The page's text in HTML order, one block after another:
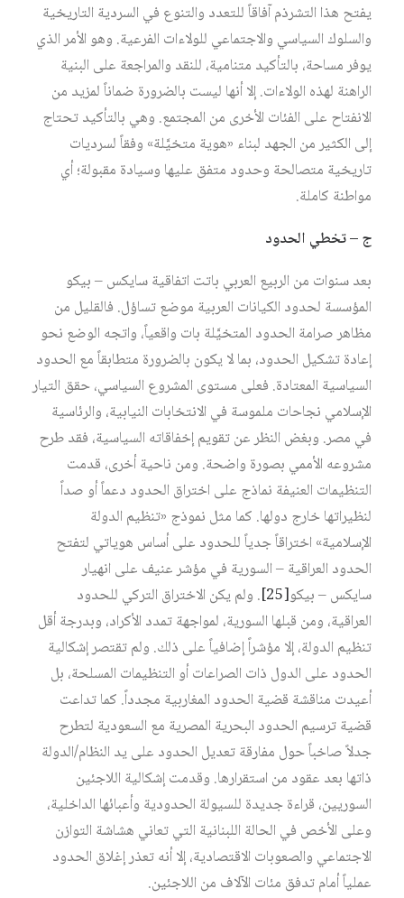
يفتح هذا التشرذم آفاقاً للتعدد والتنوع في السردية التاريخية
والسلوك السياسي والاجتماعي للولاءات الفرعية. وهو الأمر الذي
يوفر مساحة، بالتأكيد متنامية، للنقد والمراجعة على البنية
الراهنة لهذه الولاءات. إلا أنها ليست بالضرورة ضماناً لمزيد من
الانفتاح على الفئات الأخرى من المجتمع. وهي بالتأكيد تحتاج
إلى الكثير من الجهد لبناء «هوية متخيَّلة» وفقاً لسرديات
تاريخية متصالحة وحدود متفق عليها وسيادة مقبولة؛ أي
مواطنة كاملة.
ج – تخطي الحدود
بعد سنوات من الربيع العربي باتت اتفاقية سايكس – بيكو
المؤسسة لحدود الكيانات العربية موضع تساؤل. فالقليل من
مظاهر صرامة الحدود المتخيَّلة بات واقعياً، واتجه الوضع نحو
إعادة تشكيل الحدود، بما لا يكون بالضرورة متطابقاً مع الحدود
السياسية المعتادة. فعلى مستوى المشروع السياسي، حقق التيار
الإسلامي نجاحات ملموسة في الانتخابات النيابية، والرئاسية
في مصر. وبغض النظر عن تقويم إخفاقاته السياسية، فقد طرح
مشروعه الأممي بصورة واضحة. ومن ناحية أخرى، قدمت
التنظيمات العنيفة نماذج على اختراق الحدود دعماً أو صداً
لنظيراتها خارج دولها. كما مثل نموذج «تنظيم الدولة
الإسلامية» اختراقاً جدياً للحدود على أساس هوياتي لتفتح
الحدود العراقية – السورية في مؤشر عنيف على انهيار
سايكس – بيكو‏[25]
. ولم يكن الاختراق التركي للحدود
العراقية، ومن قبلها السورية، لمواجهة تمدد الأكراد، وبدرجة أقل
تنظيم الدولة، إلا مؤشراً إضافياً على ذلك. ولم تقتصر إشكالية
الحدود على الدول ذات الصراعات أو التنظيمات المسلحة، بل
أعيدت مناقشة قضية الحدود المغاربية مجدداً. كما تداعت
قضية ترسيم الحدود البحرية المصرية مع السعودية لتطرح
جدلاً صاخباً حول مفارقة تعديل الحدود على يد النظام/الدولة
ذاتها بعد عقود من استقرارها. وقدمت إشكالية اللاجئين
السوريين، قراءة جديدة للسيولة الحدودية وأعبائها الداخلية،
وعلى الأخص في الحالة اللبنانية التي تعاني هشاشة التوازن
الاجتماعي والصعوبات الاقتصادية، إلا أنه تعذر إغلاق الحدود
عملياً أمام تدفق مئات الآلاف من اللاجئين.